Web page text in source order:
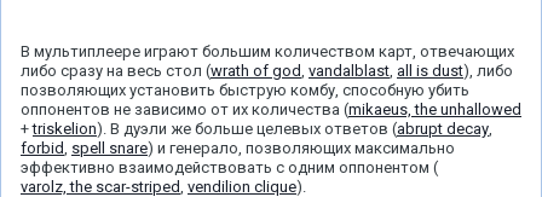
В мультиплеере играют большим количеством карт, отвечающих
либо сразу на весь стол (wrath of god vandalblast all is dust), либо
позволяющих установить быструю комбу, способную убить
оппонентов не зависимо от их количества (mikaeus, the unhallowed
+triskelion). В дуэли же больше целевых ответов (abrupt decay
forbid spell snare) и генерало, позволяющих максимально
эффективно взаимодействовать с одним оппонентом (
varolz, the scar-striped vendilion clique).